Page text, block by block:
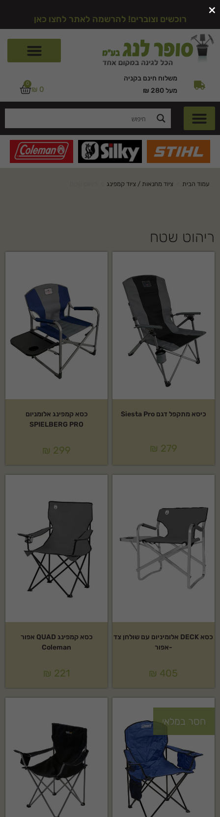
רוכשים וצוברים! להרשמה לאתר לחצו כאן
משלוח חינם בקניה
מעל 280 ₪
₪ 0
0
עמוד הבית ציוד מחנאות / ציוד קמפינג
ריהוט שטח
כיסא מתקפל דגם Siesta Pro
₪ 279
כסא קמפינג אלומניום
SPIELBERG PRO
₪ 299
כסא DECK אלומיניום עם שולחן צד
-אפור
₪ 405
כסא קמפינג QUAD אפור
Coleman
₪ 221
חסר במלאי
×